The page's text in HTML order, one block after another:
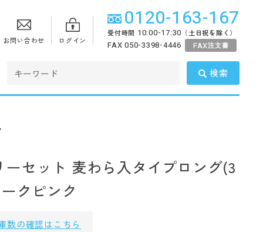
お問い合わせ ログイン
0120-163-167
受付時間 10:00-17:30 （土日祝を除く）
FAX 050-3398-4446 FAX注文書
検索
ーセット 麦わら入タイプロング(3
クピンク
数の確認はこちら